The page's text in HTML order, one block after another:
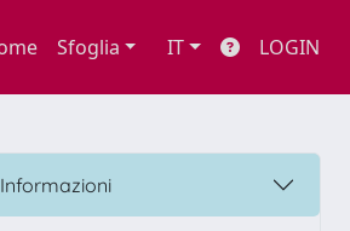
Sfoglia IT LOGIN
Informazioni